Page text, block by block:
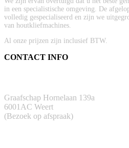
in een specialistische omgeving. De
volledig gespecialiseerd en zijn we
van houtkliefmachines.
Al onze prijzen zijn inclusief BTW.
CONTACT INFO
Graafschap Hornelaan 139a
6001AC Weert
(Bezoek op afspraak)